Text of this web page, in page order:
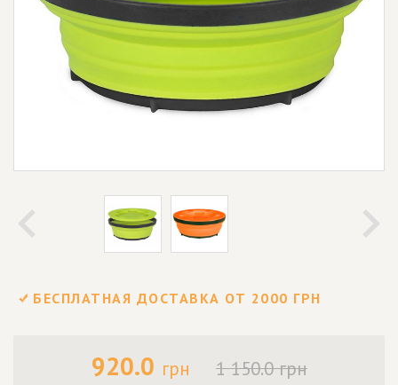
БЕСПЛАТНАЯ ДОСТАВКА ОТ 2000 ГРН
920.0 грн 1 150.0 грн